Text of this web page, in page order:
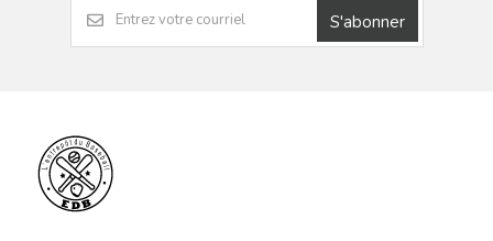
S'abonner